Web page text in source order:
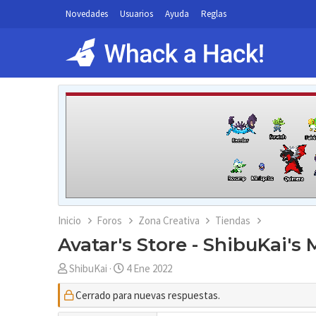
Novedades Usuarios Ayuda Reglas
Inicio Foros Zona Creativa Tiendas
Avatar's Store - ShibuKai's
A
u
t
o
ShibuKai
F
e
c
h
4 Ene 2022
Cerrado para nuevas respuestas.